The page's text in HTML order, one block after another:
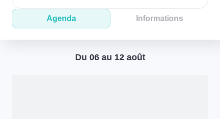
Agenda Informations
Du 06 au 12 août